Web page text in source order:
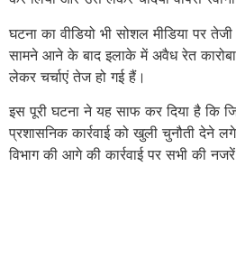
घटना का वीडियो भी सोशल मीडिया पर
सामने आने के बाद इलाके में अवैध रेत
लेकर चर्चाएं तेज हो गई हैं।
इस पूरी घटना ने यह साफ कर दिया है कि
प्रशासनिक कार्रवाई को खुली चुनौती देने
विभाग की आगे की कार्रवाई पर सभी की